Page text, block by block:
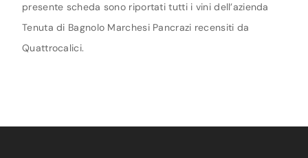
presente scheda sono riportati tutti i vini dell’azienda
Tenuta di Bagnolo Marchesi Pancrazi recensiti da
Quattrocalici.